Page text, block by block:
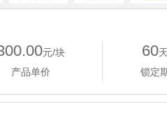
元/块
产品单价
60
锁定